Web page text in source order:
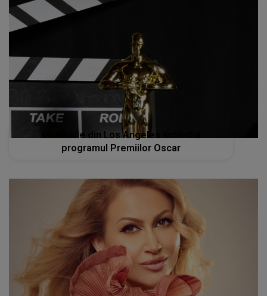
Incendiile din Los Angeles schimbă
programul Premiilor Oscar